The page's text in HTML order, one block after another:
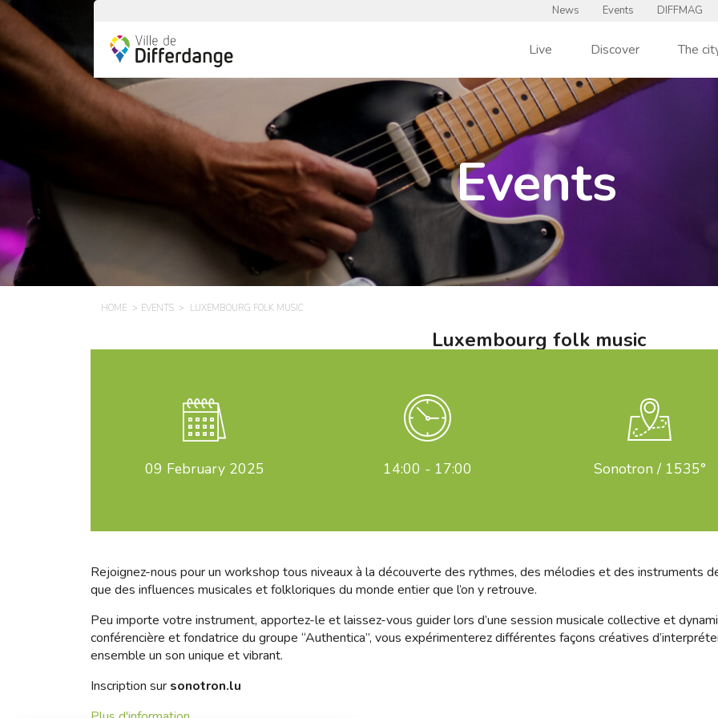
News Events DIFFMAG
Live Discover The
Events
HOME EVENTS LUXEMBOURG FOLK MUSIC
Luxembourg folk music
09 February 2025 14:00 - 17:00 Sonotron / 1535°
Rejoignez-nous pour un workshop tous niveaux à la découverte des rythmes, des mélodies et des instruments
que des influences musicales et folkloriques du monde entier que l’on y retrouve.
Peu importe votre instrument, apportez-le et laissez-vous guider lors d’une session musicale collective et
conférencière et fondatrice du groupe “Authentica”, vous expérimenterez différentes façons créatives
ensemble un son unique et vibrant.
Inscription sur sonotron.lu